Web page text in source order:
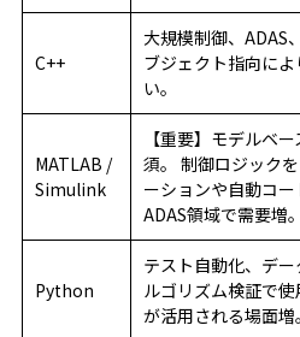
C++
大規模制御、ADAS
ブジェクト指向に
い。
MATLAB /
Simulink
【重要】モデルベ
須。 制御ロジック
ーションや自動コー
ADAS領域で需要増。
Python
テスト自動化、デ
ルゴリズム検証で
が活用される場面増。